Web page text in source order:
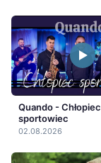
Quando - Chłopiec
sportowiec
02.08.2026